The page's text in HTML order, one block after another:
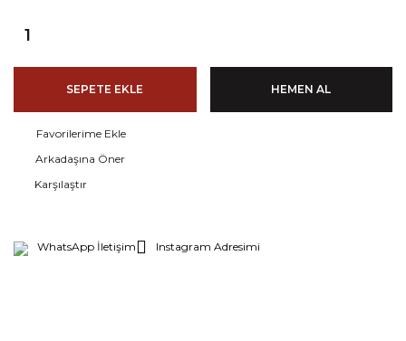
SEPETE EKLE HEMEN AL
Arkadaşına Öner
Karşılaştır
WhatsApp İletişim Instagram Adresimi